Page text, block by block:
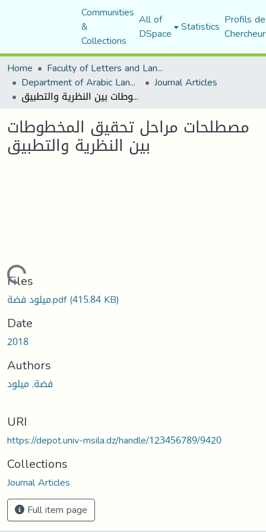
Communities
&
Collections
All of
DSpace Statistics Profils
Home
Faculty of Letters and Languages
Department of Arabic Language and Literature Journal Articles
مصطلحات مراحل تحقيق المخطوطات بين النظرية والتطبيق
مصطلحات مراحل تحقيق المخطوطات
بين النظرية والتطبيق
Loading...
Files
ميلود فضة.pdf(415.84 KB)
Date
2018
Authors
فضة, ميلود
URI
https://depot.univ-msila.dz/handle/123456789/9420
Collections
Journal Articles
Full item page